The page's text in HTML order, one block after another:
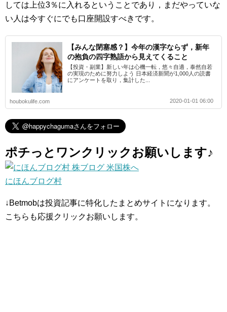
しては上位3％に入れるということであり，まだやっていな
い人は今すぐにでも口座開設すべきです。
【みんな閉塞感？】今年の漢字ならず，新年
の抱負の四字熟語から見えてくること
【投資・副業】新しい年は心機一転，悠々自適，泰然自若
の実現のために努力しよう 日本経済新聞が1,000人の読書
にアンケートを取り，集計した...
houbokulife.com 2020-01-01 06:00
ポチっとワンクリックお願いします♪
にほんブログ村
↓Betmobは投資記事に特化したまとめサイトになります。
こちらも応援クリックお願いします。